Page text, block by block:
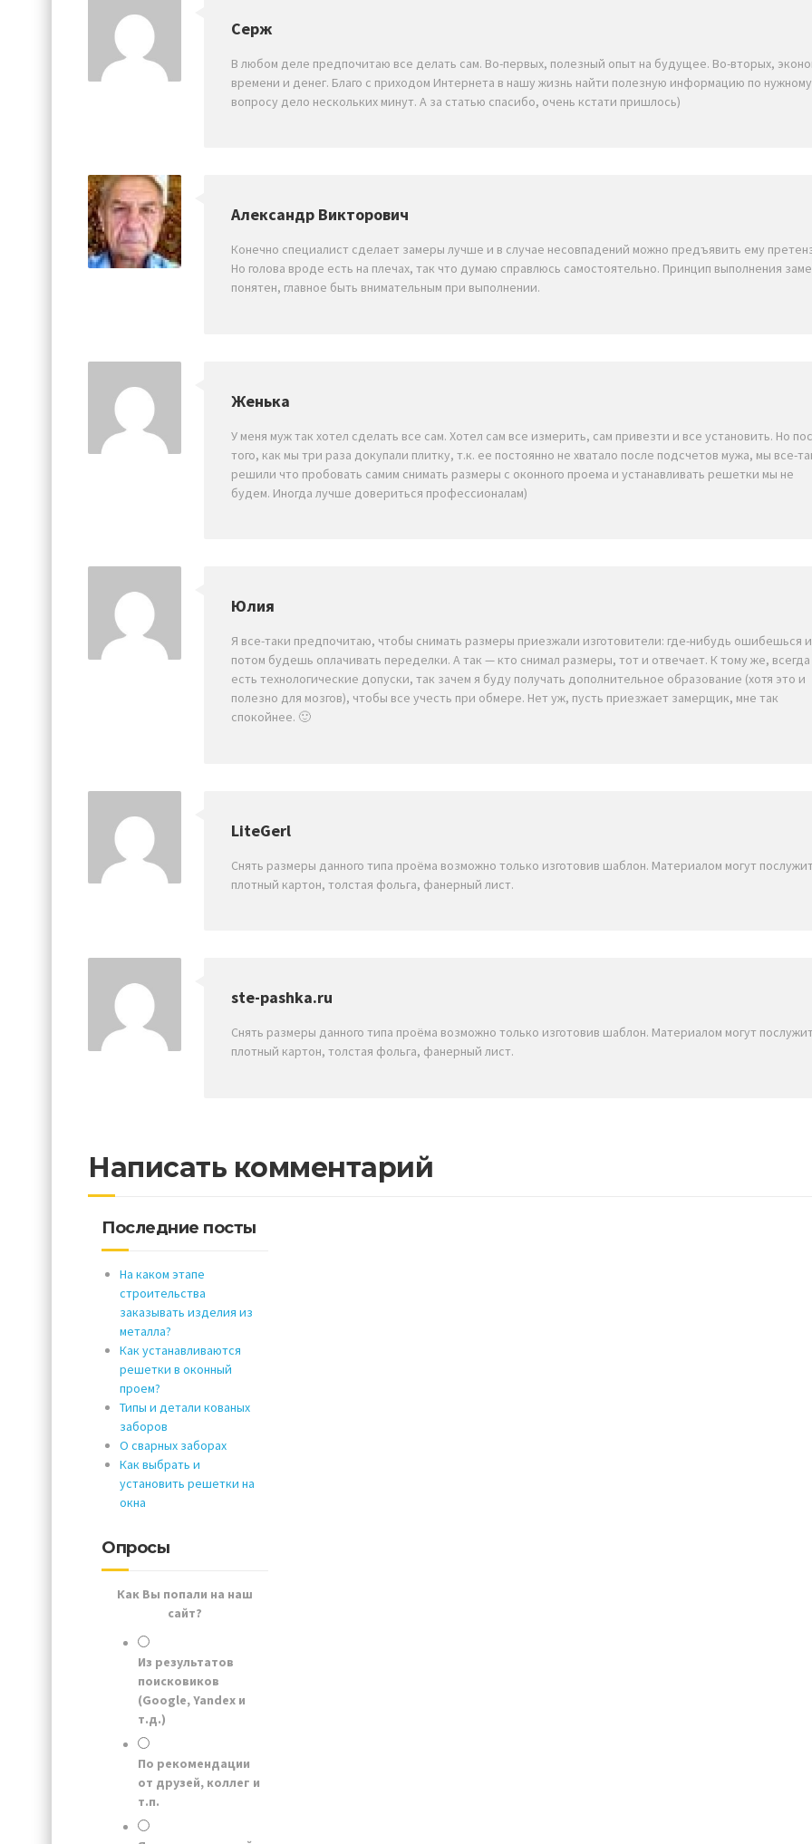
Серж
В любом деле предпочитаю все делать сам. Во-первых, полезный опыт на будущее. Во-вторых,
времени и денег. Благо с приходом Интернета в нашу жизнь найти полезную информацию по нужному
вопросу дело нескольких минут. А за статью спасибо, очень кстати пришлось)
Александр Викторович
Конечно специалист сделает замеры лучше и в случае несовпадений можно предъявить ему
Но голова вроде есть на плечах, так что думаю справлюсь самостоятельно. Принцип выполнения
понятен, главное быть внимательным при выполнении.
Женька
У меня муж так хотел сделать все сам. Хотел сам все измерить, сам привезти и все установить. Но
того, как мы три раза докупали плитку, т.к. ее постоянно не хватало после подсчетов мужа, мы все-
решили что пробовать самим снимать размеры с оконного проема и устанавливать решетки мы не
будем. Иногда лучше довериться профессионалам)
Юлия
Я все-таки предпочитаю, чтобы снимать размеры приезжали изготовители: где-нибудь ошибешься и
потом будешь оплачивать переделки. А так — кто снимал размеры, тот и отвечает. К тому же, всегда
есть технологические допуски, так зачем я буду получать дополнительное образование (хотя это и
полезно для мозгов), чтобы все учесть при обмере. Нет уж, пусть приезжает замерщик, мне так
спокойнее. 🙂
LiteGerl
Снять размеры данного типа проёма возможно только изготовив шаблон. Материалом могут
плотный картон, толстая фольга, фанерный лист.
ste-pashka.ru
Снять размеры данного типа проёма возможно только изготовив шаблон. Материалом могут
плотный картон, толстая фольга, фанерный лист.
Написать комментарий
Последние посты
На каком этапе
строительства
заказывать изделия из
металла?
Как устанавливаются
решетки в оконный
проем?
Типы и детали кованых
заборов
О сварных заборах
Как выбрать и
установить решетки на
окна
Опросы
Как Вы попали на наш
сайт?
Из результатов
поисковиков
(Google, Yandex и
т.д.)
По рекомендации
от друзей, коллег и
т.п.